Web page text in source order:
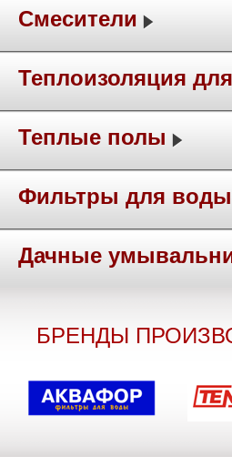
Смесители
Теплоизоляция
Теплые полы
Фильтры для
Дачные
БРЕНДЫ